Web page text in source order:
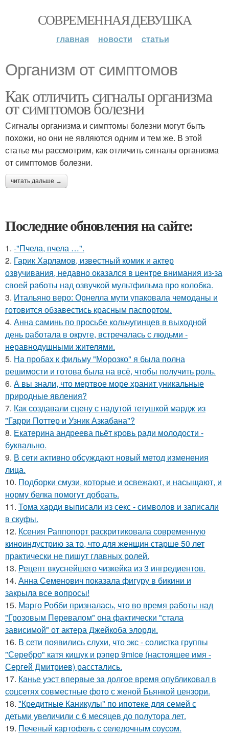
СОВРЕМЕННАЯ ДЕВУШКА
главная новости статьи
Организм от симптомов
Как отличить сигналы организма
от симптомов болезни
Сигналы организма и симптомы болезни могут быть
похожи, но они не являются одним и тем же. В этой
статье мы рассмотрим, как отличить сигналы организма
от симптомов болезни.
читать дальше →
Последние обновления на сайте:
1. -"Пчела, пчела …".
2. Гарик Харламов, известный комик и актер
озвучивания, недавно оказался в центре внимания из-за
своей работы над озвучкой мультфильма про колобка.
3. Итальяно веро: Орнелла мути упаковала чемоданы и
готовится обзавестись красным паспортом.
4. Анна саминь по просьбе кольчугинцев в выходной
день работала в округе, встречалась с людьми -
неравнодушными жителями.
5. На пробах к фильму "Морозко" я была полна
решимости и готова была на всё, чтобы получить роль.
6. А вы знали, что мертвое море хранит уникальные
природные явления?
7. Как создавали сцену с надутой тетушкой мардж из
"Гарри Поттер и Узник Азкабана"?
8. Екатерина андреева пьёт кровь ради молодости -
буквально.
9. В сети активно обсуждают новый метод изменения
лица.
10. Подборки смузи, которые и освежают, и насыщают, и
норму белка помогут добрать.
11. Тома харди выписали из секс - символов и записали
в скуфы.
12. Ксения Раппопорт раскритиковала современную
киноиндустрию за то, что для женщин старше 50 лет
практически не пишут главных ролей.
13. Рецепт вкуснейшего чизкейка из 3 ингредиентов.
14. Анна Семенович показала фигуру в бикини и
закрыла все вопросы!
15. Марго Робби призналась, что во время работы над
"Грозовым Перевалом" она фактически "стала
зависимой" от актера Джейкоба элорди.
16. В сети появились слухи, что экс - солистка группы
"Серебро" катя кищук и рэпер 9mice (настоящее имя -
Сергей Дмитриев) расстались.
17. Канье уэст впервые за долгое время опубликовал в
соцсетях совместные фото с женой Бьянкой цензори.
18. "Кредитные Каникулы" по ипотеке для семей с
детьми увеличили с 6 месяцев до полутора лет.
19. Печеный картофель с селедочным соусом.